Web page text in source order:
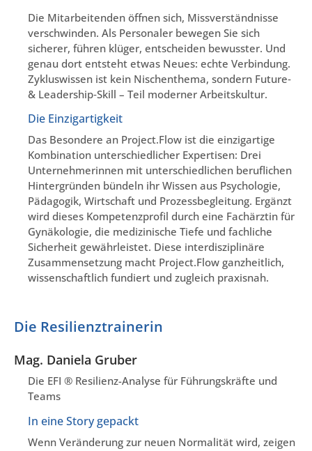
Die Mitarbeitenden öffnen sich, Missverständnisse
verschwinden. Als Personaler bewegen Sie sich
sicherer, führen klüger, entscheiden bewusster. Und
genau dort entsteht etwas Neues: echte Verbindung.
Zykluswissen ist kein Nischenthema, sondern Future‑
& Leadership‑Skill – Teil moderner Arbeitskultur.
Die Einzigartigkeit
Das Besondere an Project.Flow ist die einzigartige
Kombination unterschiedlicher Expertisen: Drei
Unternehmerinnen mit unterschiedlichen beruflichen
Hintergründen bündeln ihr Wissen aus Psychologie,
Pädagogik, Wirtschaft und Prozessbegleitung. Ergänzt
wird dieses Kompetenzprofil durch eine Fachärztin für
Gynäkologie, die medizinische Tiefe und fachliche
Sicherheit gewährleistet. Diese interdisziplinäre
Zusammensetzung macht Project.Flow ganzheitlich,
wissenschaftlich fundiert und zugleich praxisnah.
Die Resilienztrainerin
Mag. Daniela Gruber
Die EFI ® Resilienz-Analyse für Führungskräfte und
Teams
In eine Story gepackt
Wenn Veränderung zur neuen Normalität wird, zeigen